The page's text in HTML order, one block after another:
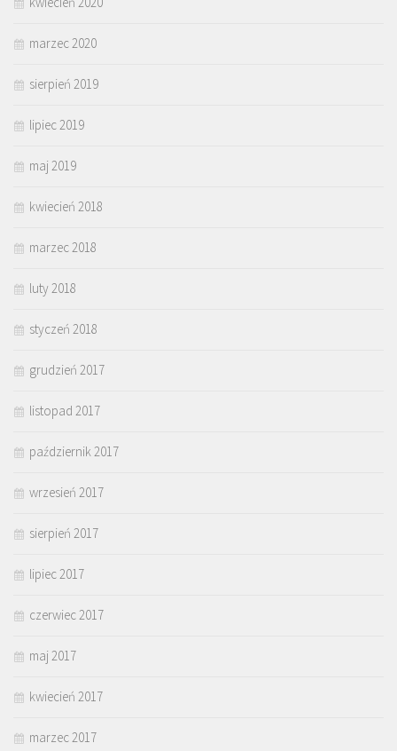
marzec 2020
sierpień 2019
lipiec 2019
maj 2019
kwiecień 2018
marzec 2018
luty 2018
styczeń 2018
grudzień 2017
listopad 2017
październik 2017
wrzesień 2017
sierpień 2017
lipiec 2017
czerwiec 2017
maj 2017
kwiecień 2017
marzec 2017